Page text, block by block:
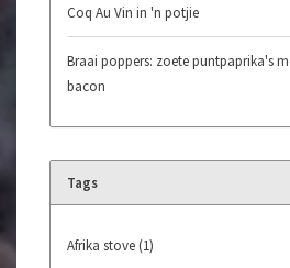
Coq Au Vin in 'n potjie
Braai poppers: zoete puntpaprika's
bacon
Tags
Afrika stove (1)